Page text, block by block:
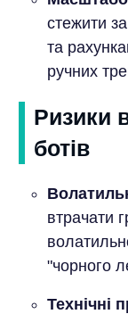
стежити
та
ручних
Ризики
ботів
втрачати
"чорного
Технічні